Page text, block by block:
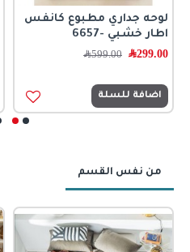
لوحه جداري مطبوع كانفس
اطار خشبي -6657
299.00﷼ 599.00﷼
اضافة للسلة
من نفس القسم